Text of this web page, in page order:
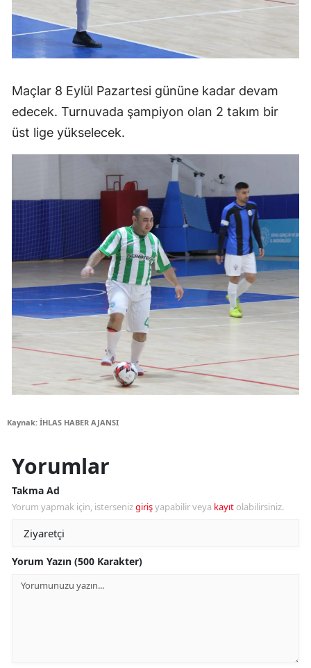
Maçlar 8 Eylül Pazartesi gününe kadar devam
edecek. Turnuvada şampiyon olan 2 takım bir
üst lige yükselecek.
Kaynak: İHLAS HABER AJANSI
Yorumlar
Takma Ad
Yorum yapmak için, istersenizgirişyapabilir veya kayıt olabilirsiniz.
Yorum Yazın (500 Karakter)